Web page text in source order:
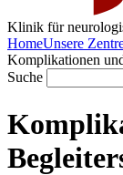
Klinik für
HomeUnsere
Komplikationen
Suche